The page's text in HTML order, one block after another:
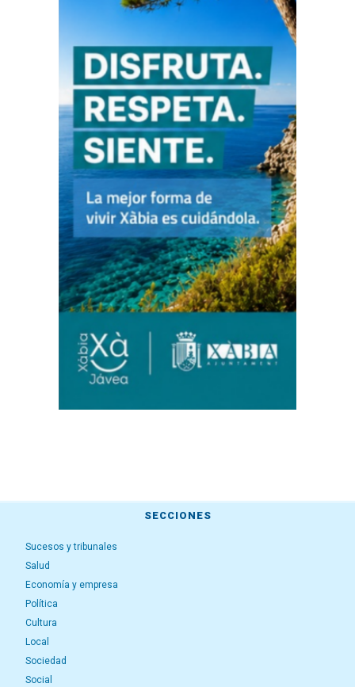
SECCIONES
Sucesos y tribunales
Salud
Economía y empresa
Política
Cultura
Local
Sociedad
Social